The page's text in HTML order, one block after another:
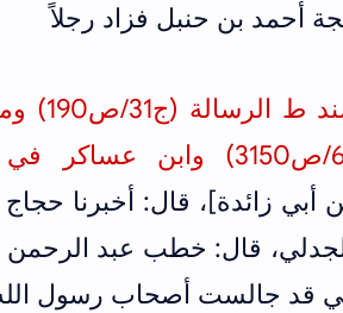
أحمد بن حنبل فزاد رجلاً
أخرجه
3150) و
أبي زائدة]، قال: أخبرنا
قال: خطب عبد
قد جالست أصحاب رسول